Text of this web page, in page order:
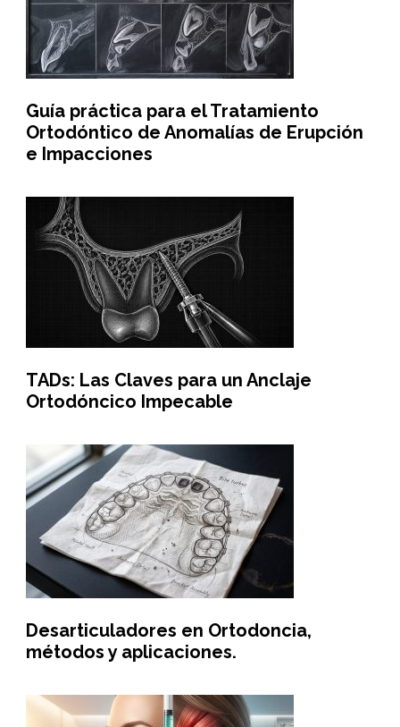
Guía práctica para el Tratamiento
Ortodóntico de Anomalías de Erupción
e Impacciones
TADs: Las Claves para un Anclaje
Ortodóncico Impecable
Desarticuladores en Ortodoncia,
métodos y aplicaciones.